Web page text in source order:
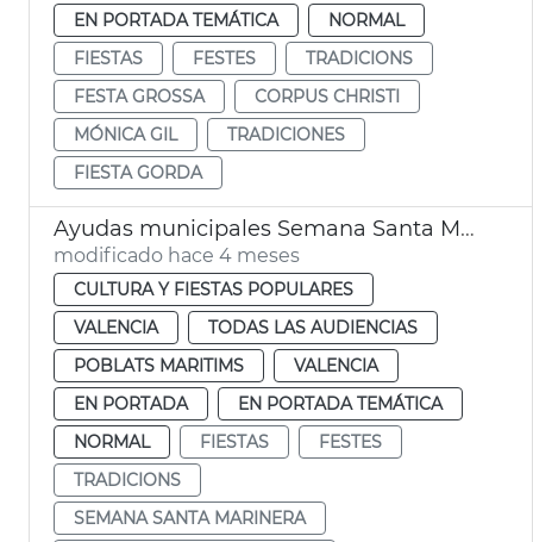
EN PORTADA TEMÁTICA
NORMAL
FIESTAS
FESTES
TRADICIONS
FESTA GROSSA
CORPUS CHRISTI
MÓNICA GIL
TRADICIONES
FIESTA GORDA
Ayudas municipales Semana Santa Marinera València
modificado hace 4 meses
CULTURA Y FIESTAS POPULARES
VALENCIA
TODAS LAS AUDIENCIAS
POBLATS MARITIMS
VALENCIA
EN PORTADA
EN PORTADA TEMÁTICA
NORMAL
FIESTAS
FESTES
TRADICIONS
SEMANA SANTA MARINERA